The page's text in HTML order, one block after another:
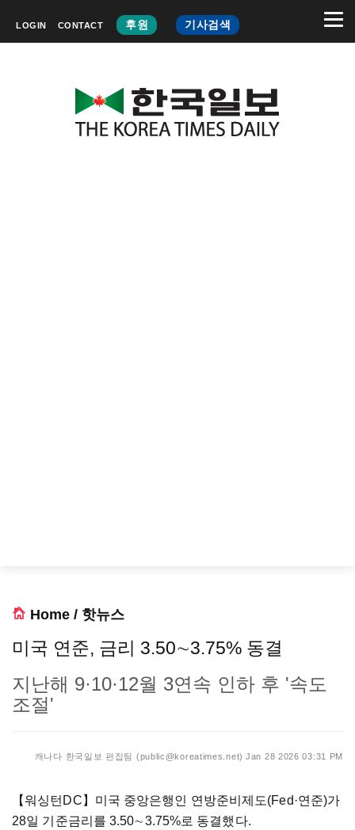
LOGIN CONTACT 후원 기사검색
Home / 핫뉴스
미국 연준, 금리 3.50∼3.75% 동결
지난해 9·10·12월 3연속 인하 후 '속도
조절'
캐나다 한국일보 편집팀 (public@koreatimes.net) Jan 28 2026 03:31 PM
【워싱턴DC】미국 중앙은행인 연방준비제도(Fed·연준)가
28일 기준금리를 3.50∼3.75%로 동결했다.